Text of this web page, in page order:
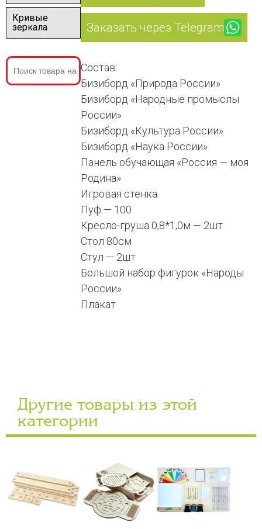
Кривые
зеркала
Заказать через Telegram
Состав:
Бизиборд «Природа России»
Бизиборд «Народные промыслы
России»
Бизиборд «Культура России»
Бизиборд «Наука России»
Панель обучающая «Россия — моя
Родина»
Игровая стенка
Пуф — 100
Кресло-груша 0,8*1,0м — 2шт
Стол 80см
Стул — 2шт
Большой набор фигурок «Народы
России»
Плакат
Другие товары из этой
категории